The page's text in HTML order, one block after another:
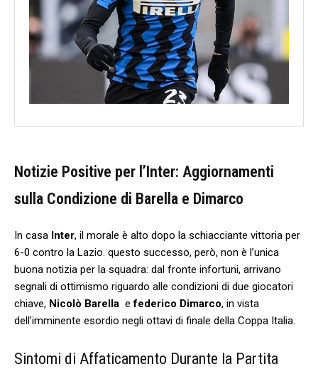
Notizie Positive‌ per l’Inter: Aggiornamenti
sulla Condizione di Barella e Dimarco
In casa Inter, il morale è alto dopo ⁣la schiacciante vittoria per
6-0 contro la ‍Lazio. questo successo, ‍però, non è l’unica
buona notizia per la ‌squadra: dal fronte infortuni, arrivano ​
segnali di ‍ottimismo riguardo alle condizioni di due giocatori
chiave, Nicolò Barella ‍ efederico Dimarco, in vista
dell’imminente esordio negli ottavi⁢ di finale della Coppa Italia.
Sintomi ⁣di Affaticamento Durante la Partita